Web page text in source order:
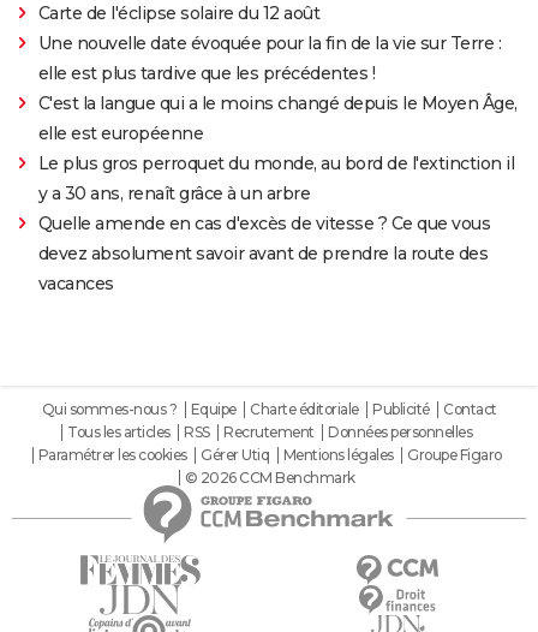
Carte de l'éclipse solaire du 12 août
Une nouvelle date évoquée pour la fin de la vie sur Terre :
elle est plus tardive que les précédentes !
C'est la langue qui a le moins changé depuis le Moyen Âge,
elle est européenne
Le plus gros perroquet du monde, au bord de l'extinction il
y a 30 ans, renaît grâce à un arbre
Quelle amende en cas d'excès de vitesse ? Ce que vous
devez absolument savoir avant de prendre la route des
vacances
Qui sommes-nous ? Equipe Charte éditoriale Publicité
Contact
Tous les articles
RSS Recrutement
Données personnelles
Paramétrer les cookies
Gérer Utiq Mentions légales
Groupe Figaro
© 2026 CCM Benchmark